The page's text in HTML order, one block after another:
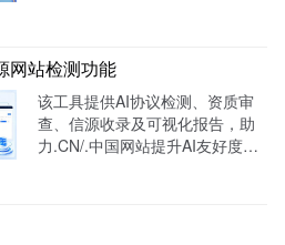
网站检测功能
该工具提供AI协议检测、资质审
查、信源收录及可视化报告，助
力.CN/.中国网站提升AI友好度与